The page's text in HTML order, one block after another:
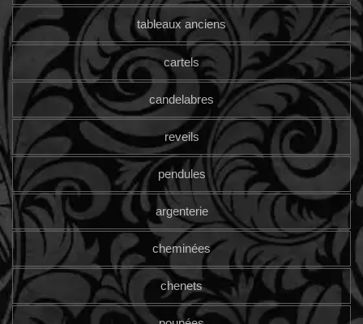
tableaux anciens
cartels
candelabres
reveils
pendules
argenterie
cheminées
chenets